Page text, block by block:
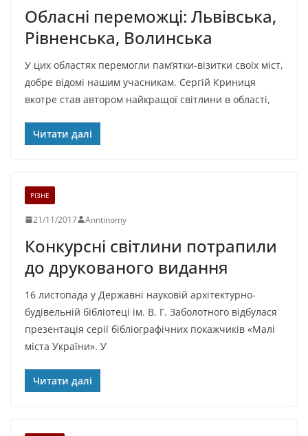
Обласні переможці: Львівська,
Рівненська, Волинська
У цих областях перемогли пам’ятки-візитки своїх міст,
добре відомі нашим учасникам. Сергій Криниця
вкотре став автором найкращої світлини в області,
Читати далі
РІЗНЕ
21/11/2017 Anntinomy
Конкурсні світлини потрапили
до друкованого видання
16 листопада у Державні науковій архітектурно-
будівельній бібліотеці ім. В. Г. Заболотного відбулася
презентація серії бібліографічних покажчиків «Малі
міста України». У
Читати далі